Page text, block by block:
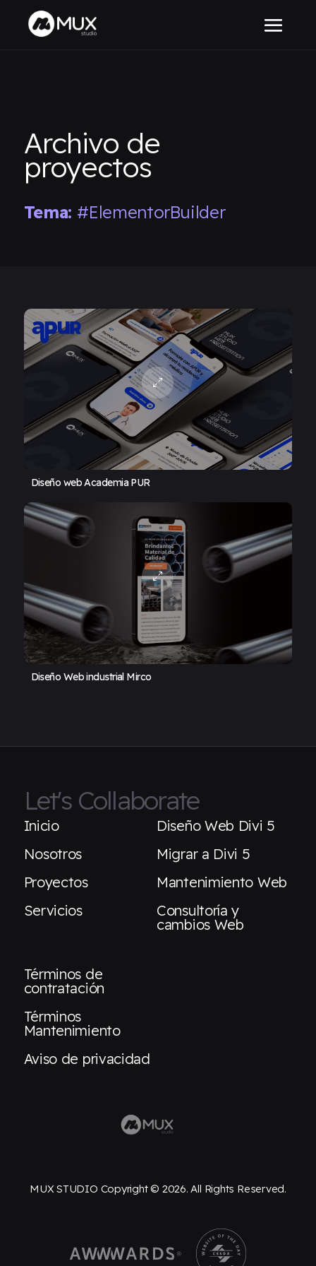
Archivo de
proyectos
Tema: #ElementorBuilder
Diseño web Academia PUR
Diseño Web industrial Mirco
Let's Collaborate
Inicio
Nosotros
Proyectos
Servicios
Diseño Web Divi 5
Migrar a Divi 5
Mantenimiento Web
Consultoría y
cambios Web
Términos de
contratación
Términos
Mantenimiento
Aviso de privacidad
MUX STUDIO Copyright © 2026. All Rights Reserved.